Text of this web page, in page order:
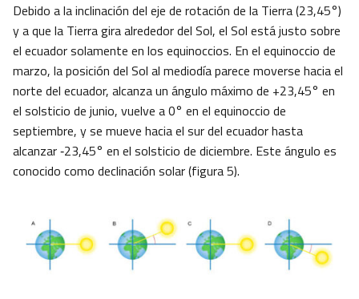
Debido a la inclinación del eje de rotación de la Tierra (23,45°)
y a que la Tierra gira alrededor del Sol, el Sol está justo sobre
el ecuador solamente en los equinoccios. En el equinoccio de
marzo, la posición del Sol al mediodía parece moverse hacia el
norte del ecuador, alcanza un ángulo máximo de +23,45° en
el solsticio de junio, vuelve a 0° en el equinoccio de
septiembre, y se mueve hacia el sur del ecuador hasta
alcanzar ‑23,45° en el solsticio de diciembre. Este ángulo es
conocido como declinación solar (figura 5).